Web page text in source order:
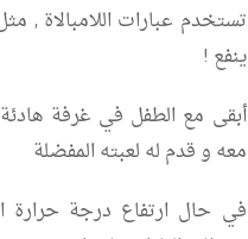
تستخدم عبارات اللامبالاة ,
ينفع !
أبقى مع الطفل في غرفة
معه و قدم له لعبته المفضلة
في حال ارتفاع درجة حرارة